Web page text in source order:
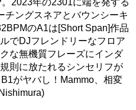
チングスネアとバウンシーキ
のA1は[Short Span]作品
でDJフレンドリーなフロア
な無機質フレーズにインダ
則に放たれるシンセリフが
がヤバし！Mammo、相変